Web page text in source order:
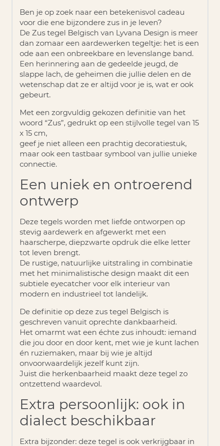
Ben je op zoek naar een betekenisvol cadeau
voor die ene bijzondere zus in je leven?
De Zus tegel Belgisch van Lyvana Design is meer
dan zomaar een aardewerken tegeltje: het is een
ode aan een onbreekbare en levenslange band.
Een herinnering aan de gedeelde jeugd, de
slappe lach, de geheimen die jullie delen en de
wetenschap dat ze er altijd voor je is, wat er ook
gebeurt.
Met een zorgvuldig gekozen definitie van het
woord “Zus”, gedrukt op een stijlvolle tegel van 15
x 15 cm,
geef je niet alleen een prachtig decoratiestuk,
maar ook een tastbaar symbool van jullie unieke
connectie.
Een uniek en ontroerend
ontwerp
Deze tegels worden met liefde ontworpen op
stevig aardewerk en afgewerkt met een
haarscherpe, diepzwarte opdruk die elke letter
tot leven brengt.
De rustige, natuurlijke uitstraling in combinatie
met het minimalistische design maakt dit een
subtiele eyecatcher voor elk interieur van
modern en industrieel tot landelijk.
De definitie op deze zus tegel Belgisch is
geschreven vanuit oprechte dankbaarheid.
Het omarmt wat een échte zus inhoudt: iemand
die jou door en door kent, met wie je kunt lachen
én ruziemaken, maar bij wie je altijd
onvoorwaardelijk jezelf kunt zijn.
Juist die herkenbaarheid maakt deze tegel zo
ontzettend waardevol.
Extra persoonlijk: ook in
dialect beschikbaar
Extra bijzonder: deze tegel is ook verkrijgbaar in